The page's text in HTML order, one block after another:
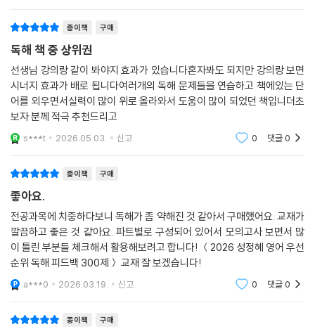
종이책 구매
독해 책 중 상위권
선생님 강의랑 같이 봐야지 효과가 있습니다혼자봐도 되지만 강의랑 보면
시너지 효과가 배로 됩니다여러개의 독해 문제들을 연습하고 책에있는 단
어를 외우면서실력이 많이 위로 올라와서 도움이 많이 되었던 책입니더초
보자 분께 적극 추천드리고
s***t 2026.05.03. 신고 0 댓글0
종이책 구매
좋아요.
전공과목에 치중하다보니 독해가 좀 약해진 것 같아서 구매했어요. 교재가
깔끔하고 좋은 것 같아요. 파트별로 구성되어 있어서 모의고사 보면서 많
이 틀린 부분들 체크해서 활용해보려고 합니다! ＜2026 성정혜 영어 우선
순위 독해 피드백 300제＞ 교재 잘 보겠습니다!
a***0 2026.03.19. 신고 0 댓글0
종이책 구매